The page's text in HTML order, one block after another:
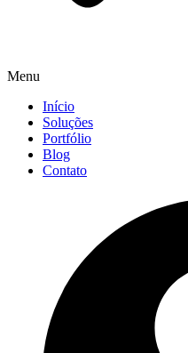
Menu
Início
Soluções
Portfólio
Blog
Contato